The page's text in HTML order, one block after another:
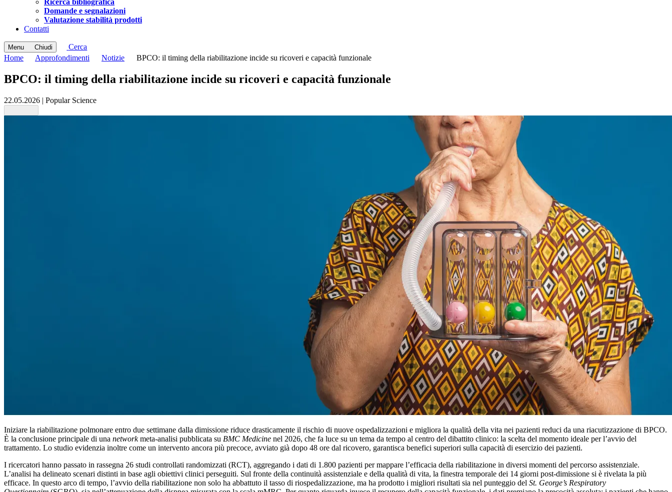
Ricerca bibliografica
Domande e segnalazioni
Valutazione stabilità prodotti
Contatti
Menu Chiudi
Cerca
Home
Approfondimenti Notizie BPCO: il timing della riabilitazione incide su ricoveri e capacità funzionale
BPCO: il timing della riabilitazione incide su ricoveri e capacità funzionale
22.05.2026 | Popular Science
Iniziare la riabilitazione polmonare entro due settimane dalla dimissione riduce drasticamente il rischio di nuove ospedalizzazioni e migliora la qualità della vita nei pazienti reduci da una riacutizzazione di BPCO.
È la conclusione principale di una networkmeta-analisi pubblicata su BMC Medicine nel 2026, che fa luce su un tema da tempo al centro del dibattito clinico: la scelta del momento ideale per l’avvio del
trattamento. Lo studio evidenzia inoltre come un intervento ancora più precoce, avviato già dopo 48 ore dal ricovero, garantisca benefici superiori sulla capacità di esercizio dei pazienti.
I ricercatori hanno passato in rassegna 26 studi controllati randomizzati (RCT), aggregando i dati di 1.800 pazienti per mappare l’efficacia della riabilitazione in diversi momenti del percorso assistenziale.
L’analisi ha delineato scenari distinti in base agli obiettivi clinici perseguiti. Sul fronte della continuità assistenziale e della qualità di vita, la finestra temporale dei 14 giorni post-dimissione si è rivelata la più
efficace. In questo arco di tempo, l’avvio della riabilitazione non solo ha abbattuto il tasso di riospedalizzazione, ma ha prodotto i migliori risultati sia nel punteggio del St. George’s Respiratory